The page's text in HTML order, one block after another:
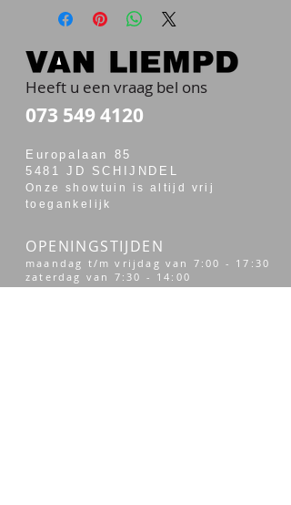
Heeft u een vraag bel ons
073 549 4120
Europalaan 85
5481 JD SCHIJNDEL
Onze showtuin is altijd vrij
toegankelijk
OPENINGSTIJDEN
maandag t/m vrijdag van 7:00 - 17:30
zaterdag van 7:30 - 14:00